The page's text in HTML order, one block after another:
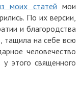
моих статей мои
По их версии,
и благородства
тащила на себе всю
человечество
этого священного